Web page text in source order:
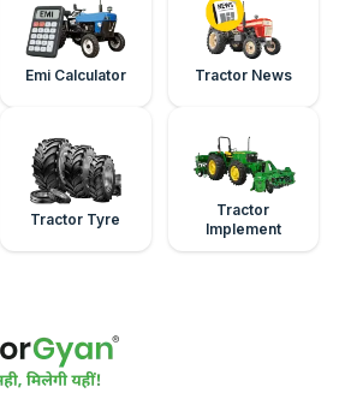
Emi Calculator Tractor News
Tractor Tyre
Tractor
Implement